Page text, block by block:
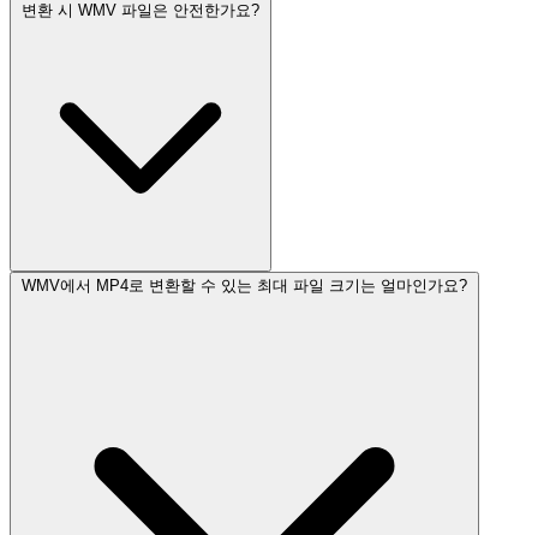
변환 시 WMV 파일은 안전한가요?
WMV에서 MP4로 변환할 수 있는 최대 파일 크기는 얼마인가요?